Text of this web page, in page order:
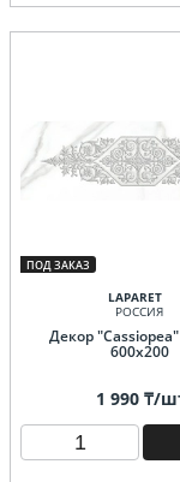
ПОД ЗАКАЗ
LAPARET
РОССИЯ
Декор
600х200
1 990 ₸/